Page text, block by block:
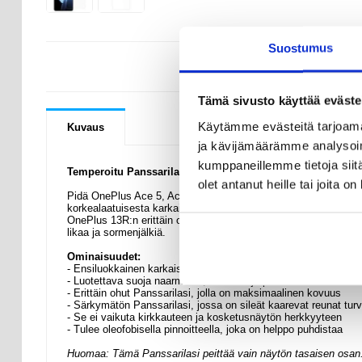
Suostumus
Tämä sivusto käyttää
Käytämme evästeitä
ja kävijämäärämme
kumppaneillemme tietoja
olet antanut heille tai joita
Kuvaus
Temperoitu Panssarilasi - OnePlus Ace 5, Ace 5 Pro,
Pidä OnePlus Ace 5, Ace 5 Pro, OnePlus 13R:n näyttö
korkealaatuisesta karkaistusta Panssarilasistalasista, jossa
OnePlus 13R:n erittäin ohut näytönsuoja on täysin
likaa ja sormenjälkiä.
Ominaisuudet:
- Ensiluokkainen karkaistu Panssarilasi OnePlus Ace 5, Ace 5
- Luotettava suoja naarmuilta, kolhuilta ja pieniltä iskuilta
- Erittäin ohut Panssarilasi, jolla on maksimaalinen kovuus
- Särkymätön Panssarilasi, jossa on sileät kaarevat reunat
- Se ei vaikuta kirkkauteen ja kosketusnäytön herkkyyteen
- Tulee oleofobisella pinnoitteella, joka on helppo puhdistaa
Huomaa: Tämä Panssarilasi peittää vain näytön tasaisen osan.